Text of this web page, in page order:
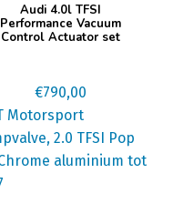
Audi 4.0l TFSI
Performance Vacuum
Control Actuator set
€790,00